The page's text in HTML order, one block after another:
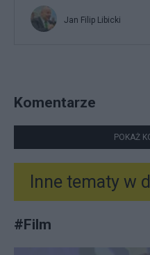
Jan Filip Libicki
Komentarze
POKAŻ
Inne tematy w
#Film